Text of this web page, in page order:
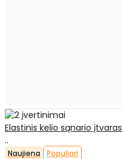
Elastinis kelio sąnario įtvaras
..
Naujiena Populiari